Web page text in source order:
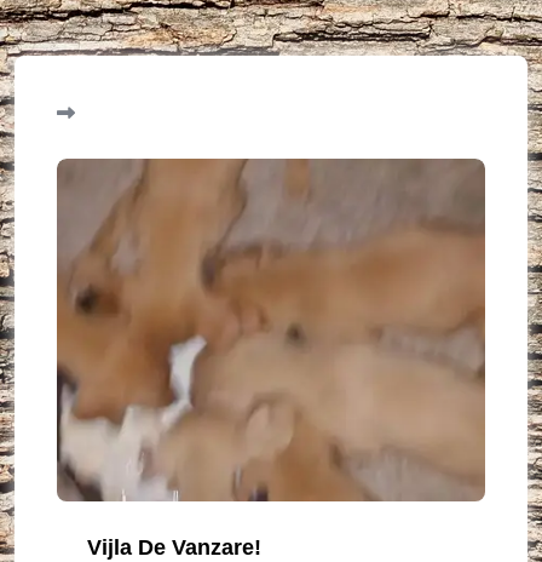
Vijla De Vanzare!